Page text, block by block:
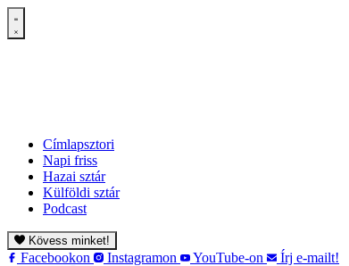
Címlapsztori
Napi friss
Hazai sztár
Külföldi sztár
Podcast
Kövess minket!
Facebookon Instagramon YouTube-on
Írj e-mailt!